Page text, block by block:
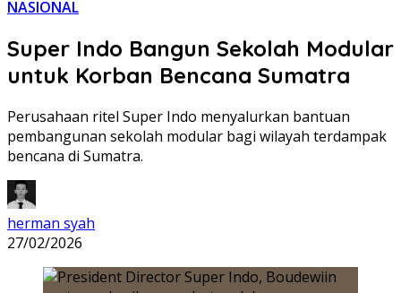
NASIONAL
Super Indo Bangun Sekolah Modular
untuk Korban Bencana Sumatra
Perusahaan ritel Super Indo menyalurkan bantuan
pembangunan sekolah modular bagi wilayah terdampak
bencana di Sumatra.
herman syah
27/02/2026